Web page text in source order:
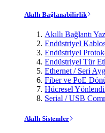
Akıllı Bağlanabilirlik
Akıllı Bağlantı
Endüstriyel
Endüstriyel
Endüstriyel Tür
Ethernet / Seri
Fiber ve PoE
Hücresel
Serial / USB
Akıllı Sistemler